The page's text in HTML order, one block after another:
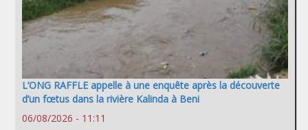
L’ONG RAFFLE appelle à une enquête après la découverte
d’un fœtus dans la rivière Kalinda à Beni
06/08/2026 - 11:11